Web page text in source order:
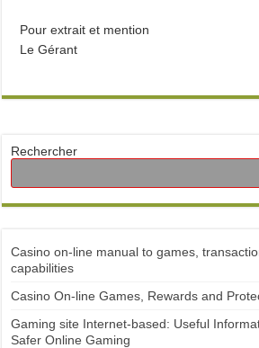
Pour extrait et mention
Le Gérant
Rechercher
Casino on-line manual to games,
capabilities
Casino On-line Games, Rewards and
Gaming site Internet-based: Useful
Safer Online Gaming